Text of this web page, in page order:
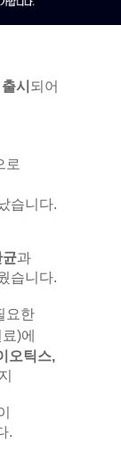
시 되어
로
습니다.
균과
습니다.
요한
료)에
오틱스,
.